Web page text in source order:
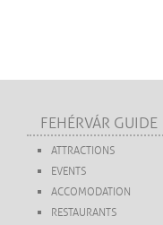
FEHÉRVÁR GUIDE
ATTRACTIONS
EVENTS
ACCOMODATION
RESTAURANTS